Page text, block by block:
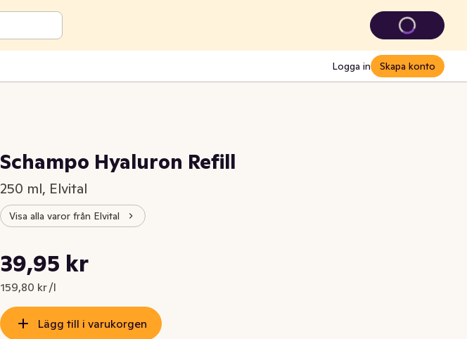
Logga in Skapa konto
Schampo Hyaluron Refill
250 ml, Elvital
Visa alla varor från Elvital
Nuvarande pris är: 39,95 kr
39,95 kr
159,80 kr /l
Styckpris: 159,80 kr /l
Lägg till i varukorgen